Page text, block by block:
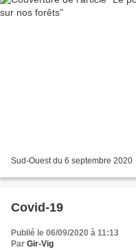
Sud-Ouest du 6 septembre 2020
Covid-19
Publié le 06/09/2020 à 11:13
Par Gir-Vig